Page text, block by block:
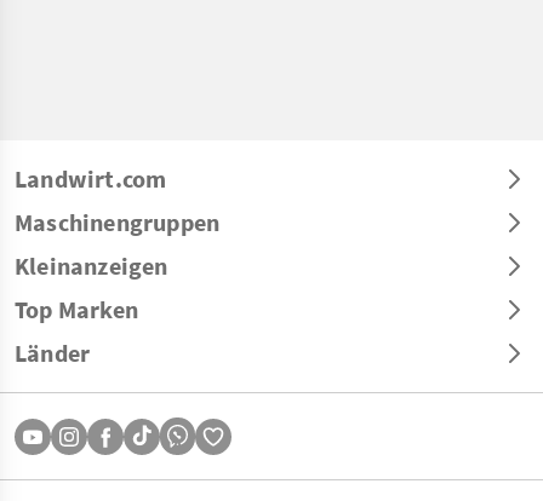
Landwirt.com
Maschinengruppen
Kleinanzeigen
Top Marken
Länder